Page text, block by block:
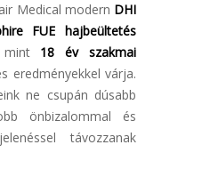
Medical modern DHI
FUE hajbeültetés
mint 18 év szakmai
eredményekkel várja.
ne csupán dúsabb
önbizalommal és
távozzanak